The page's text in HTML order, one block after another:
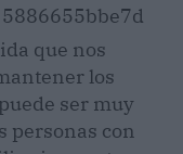
que nos
los
ser muy
personas con